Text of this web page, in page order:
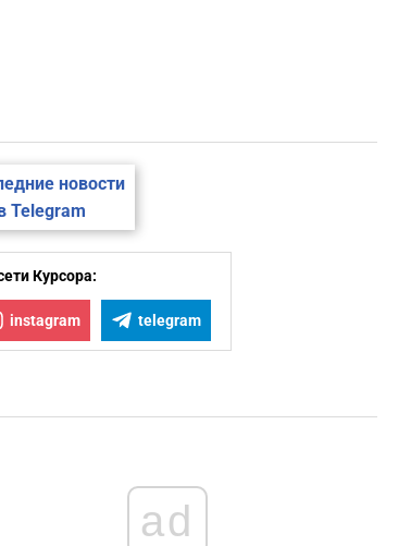
новости
Telegram
Курсора:
instagram telegram
ad